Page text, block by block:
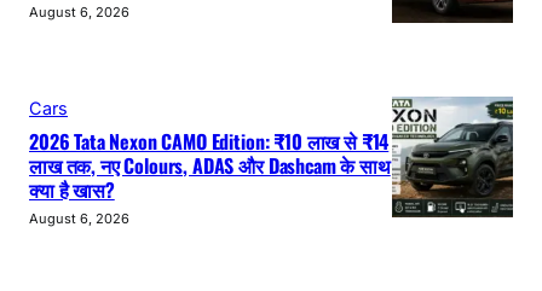
August 6, 2026
Cars
2026 Tata Nexon CAMO Edition: ₹10 लाख से ₹14
लाख तक, नए Colours, ADAS और Dashcam के साथ
क्या है खास?
August 6, 2026